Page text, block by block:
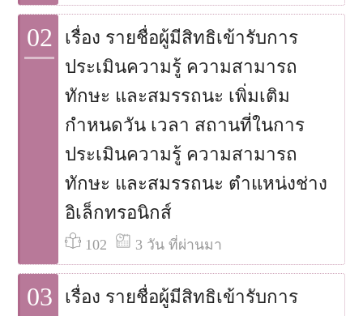
02
เรื่อง รายชื่อผู้มีสิทธิเข้ารับการ
ประเมินความรู้ ความสามารถ
ทักษะ และสมรรถนะ เพิ่มเติม
กำหนดวัน เวลา สถานที่ในการ
ประเมินความรู้ ความสามารถ
ทักษะ และสมรรถนะ ตำแหน่งช่าง
อิเล็กทรอนิกส์
102 3 วัน ที่ผ่านมา
03
เรื่อง รายชื่อผู้มีสิทธิเข้ารับการ